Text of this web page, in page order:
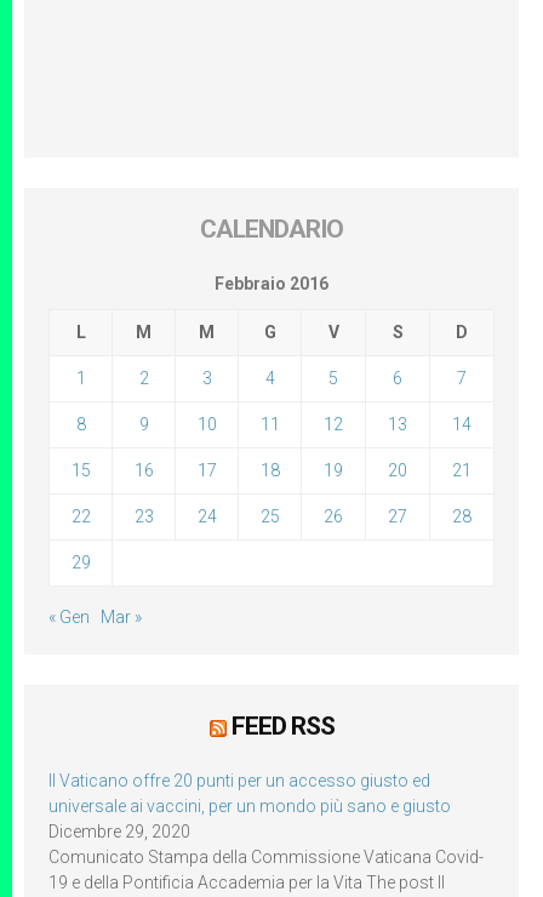
CALENDARIO
Febbraio 2016
L M M G V S D
1 2 3 4 5 6 7
8 9 10 11 12 13 14
15 16 17 18 19 20 21
22 23 24 25 26 27 28
29
« Gen Mar »
FEED RSS
Il Vaticano offre 20 punti per un accesso giusto ed
universale ai vaccini, per un mondo più sano e giusto
Dicembre 29, 2020
Comunicato Stampa della Commissione Vaticana Covid-
19 e della Pontificia Accademia per la Vita The post Il